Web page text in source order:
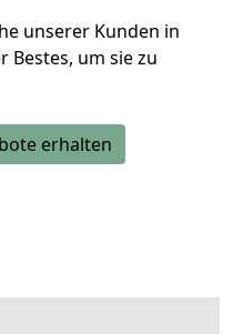
unserer Kunden in
Bestes, um sie zu
erhalten